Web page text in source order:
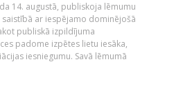
14. augustā, publiskoja lēmumu
ar iespējamo dominējošā
publiskā izpildījuma
padome izpētes lietu iesāka,
iesniegumu. Savā lēmumā